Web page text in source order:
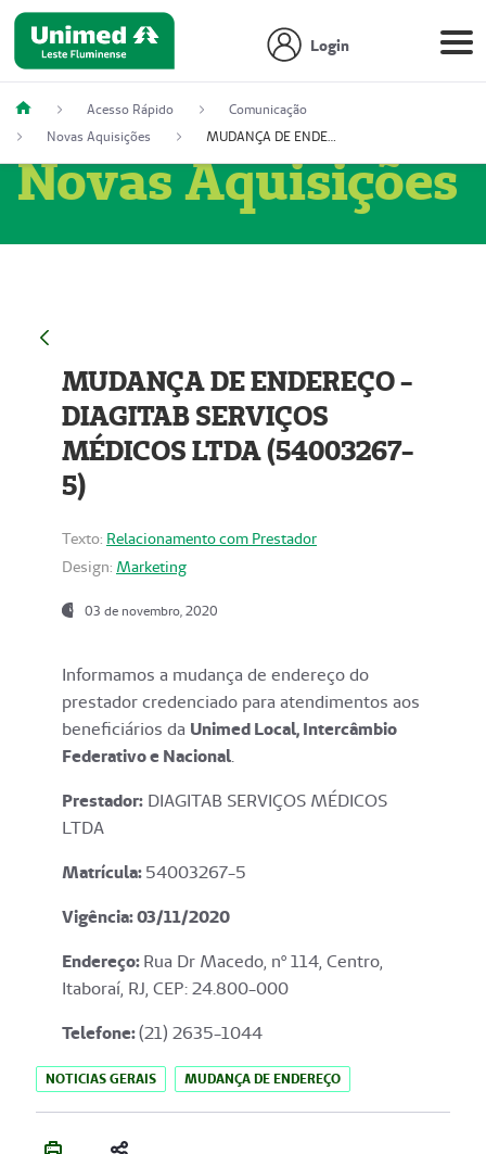
Login
Acesso Rápido
Comunicação
Novas Aquisições
MUDANÇA DE ENDEREÇO - DIAGITAB SERVIÇOS MÉDICOS LTDA (54003267-5)
Novas Aquisições
MUDANÇA DE ENDEREÇO -
DIAGITAB SERVIÇOS
MÉDICOS LTDA (54003267-
5)
Texto: Relacionamento com Prestador
Design: Marketing
03 de novembro, 2020
Informamos a mudança de endereço do
prestador credenciado para atendimentos aos
beneficiários da Unimed Local, Intercâmbio
Federativo e Nacional.
Prestador: DIAGITAB SERVIÇOS MÉDICOS
LTDA
Matrícula:54003267-5
Vigência: 03/11/2020
Endereço:Rua Dr Macedo, nº 114, Centro,
Itaboraí, RJ, CEP: 24.800-000
Telefone:(21) 2635-1044
NOTICIAS GERAIS MUDANÇA DE ENDEREÇO